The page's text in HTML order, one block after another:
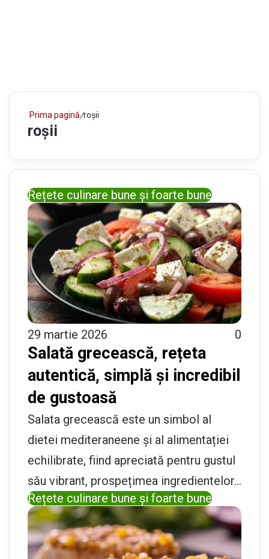
Prima pagină/roșii
roșii
Rețete culinare bune și foarte bune
29 martie 2026 0
Salată grecească, rețeta
autentică, simplă și incredibil
de gustoasă
Salata grecească este un simbol al
dietei mediteraneene și al alimentației
echilibrate, fiind apreciată pentru gustul
său vibrant, prospețimea ingredientelor…
Rețete culinare bune și foarte bune